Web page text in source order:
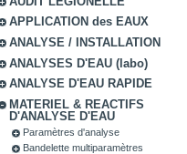
APPLICATION des EAUX
ANALYSE / INSTALLATION
ANALYSES D'EAU (labo)
ANALYSE D'EAU RAPIDE
MATERIEL & REACTIFS
D'ANALYSE D'EAU
Paramètres d'analyse
Bandelette multiparamètres